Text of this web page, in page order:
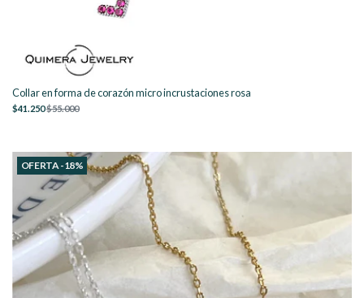
Collar en forma de corazón micro incrustaciones rosa
$41.250$55.000
OFERTA -18%